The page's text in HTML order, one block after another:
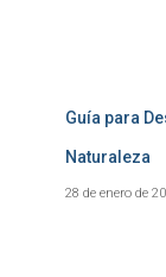
Guía para
Naturaleza
28 de enero de